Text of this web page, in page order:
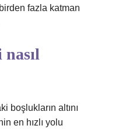
fazla katman
boşlukların altını
en hızlı yolu